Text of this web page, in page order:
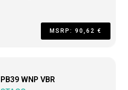
MSRP: 90,62 €
PB39 WNP VBR